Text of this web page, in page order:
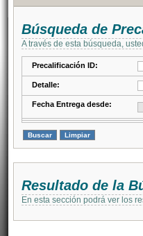
Búsqueda de
A través de esta búsqueda,
Precalificación ID:
Detalle:
Fecha Entrega desde:
Resultado de la
En esta sección podrá ver los